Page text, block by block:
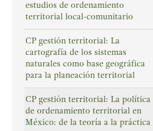
estudios de ordenamiento
territorial local-comunitario
CP gestión territorial: La
cartografía de los sistemas
naturales como base geográfica
para la planeación territorial
CP gestión territorial: La política
de ordenamiento territorial en
México: de la teoría a la práctica